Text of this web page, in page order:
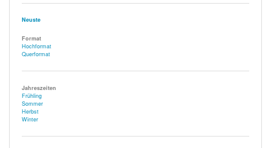
Neuste
Format
Hochformat
Querformat
Jahreszeiten
Frühling
Sommer
Herbst
Winter